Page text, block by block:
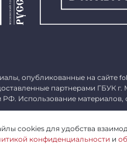
опубликованные на сайте
партнерами ГБУК
РФ. Использование материалов,
cookies для удобства
конфиденциальности и